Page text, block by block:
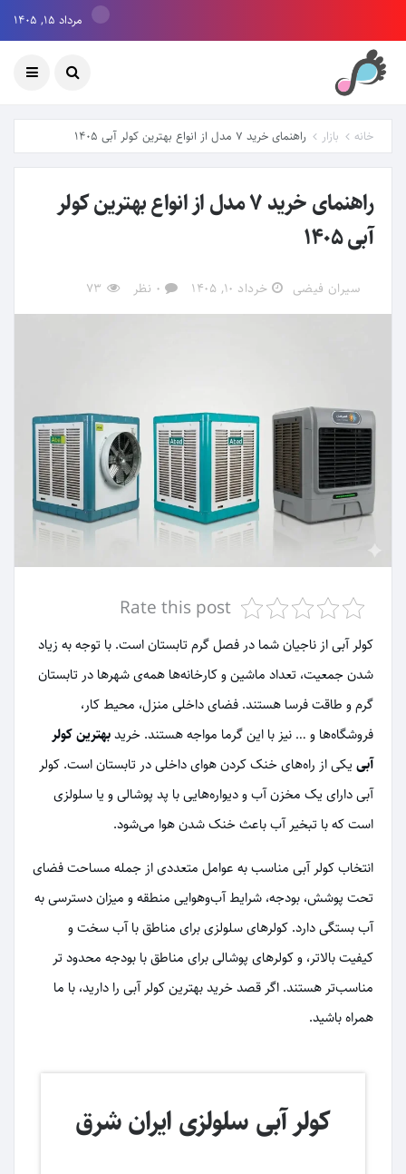
مرداد ۱۵, ۱۴۰۵
خانه بازار راهنمای خرید 7 مدل از انواع بهترین کولر آبی 1405
راهنمای خرید 7 مدل از انواع بهترین کولر
آبی 1405
سیران فیضی خرداد ۱۰, ۱۴۰۵ 0 نظر 73
Rate this post
کولر آبی از ناجیان شما در فصل گرم تابستان است. با توجه به زیاد
شدن جمعیت، تعداد ماشین و کارخانه‌ها همه‌ی شهرها در تابستان
گرم و طاقت فرسا هستند. فضای داخلی منزل، محیط کار،
فروشگاه‌ها و … نیز با این گرما مواجه هستند. خریدبهترین کولر
آبی یکی از راه‌های خنک کردن هوای داخلی در تابستان است. کولر
آبی دارای یک مخزن آب و دیواره‌هایی با پد پوشالی و یا سلولزی
است که با تبخیر آب باعث خنک شدن هوا می‌شود.
انتخاب کولر آبی مناسب به عوامل متعددی از جمله مساحت فضای
تحت پوشش، بودجه، شرایط آب‌وهوایی منطقه و میزان دسترسی به
آب بستگی دارد. کولرهای سلولزی برای مناطق با آب سخت و
کیفیت بالاتر، و کولرهای پوشالی برای مناطق با بودجه محدود تر
مناسب‌تر هستند. اگر قصد خرید بهترین کولر آبی را دارید، با ما
همراه باشید.
کولر آبی سلولزی ایران شرق